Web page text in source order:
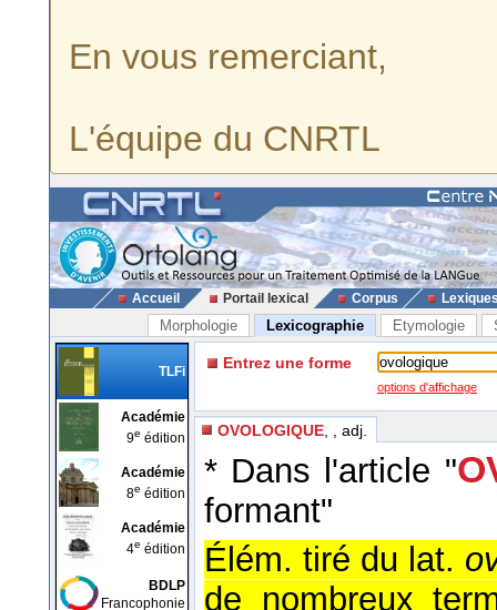
En vous remerciant,
L'équipe du CNRTL
Accueil Portail lexical Corpus
Morphologie Lexicographie Etymologie
TLFi
Académie
9e édition
Académie
8e édition
Académie
4e édition
BDLP
Francophonie
Entrez une forme
options d'affichage
OVOLOGIQUE , , adj.
* Dans l'article "
formant"
Élém. tiré du lat.
de nombreux